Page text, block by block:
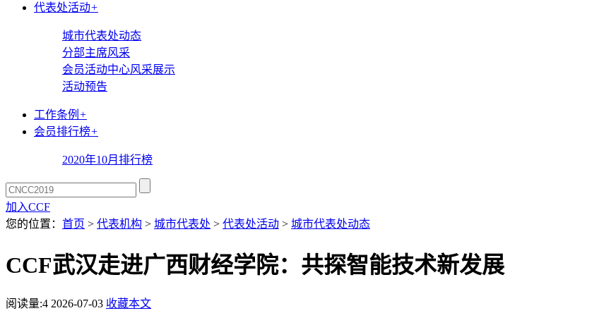
代表处活动+
城市代表处动态
分部主席风采
会员活动中心风采展示
活动预告
工作条例 +
会员排行榜+
2020年10月排行榜
加入CCF
您的位置： 首页 > 代表机构 > 城市代表处 > 代表处活动 > 城市代表处动态
CCF武汉走进广西财经学院：共探智能技术新发展
阅读量:4 2026-07-03 收藏本文